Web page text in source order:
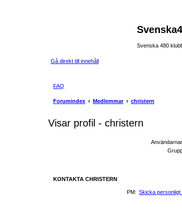
Svenska 480
Gå direkt till innehåll
FAQ
Forumindex Medlemmar christern
Visar profil - christern
KONTAKTA CHRISTERN
PM: Skicka personligt